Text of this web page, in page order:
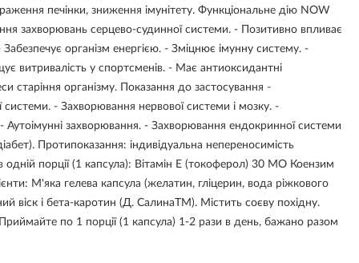
печінки, зниження імунітету. Функціональне дію NOW
захворювань серцево-судинної системи. - Позитивно впливає
Забезпечує організм енергією. - Зміцнює імунну систему. -
витривалість у спортсменів. - Має антиоксидантні
старіння організму. Показання до застосування -
- Захворювання нервової системи і мозку. -
Аутоімунні захворювання. - Захворювання ендокринної системи
Протипоказання: індивідуальна непереносимість
одній порції (1 капсула): Вітамін Е (токоферол) 30 МО Коензим
М'яка гелева капсула (желатин, гліцерин, вода ріжкового
віск і бета-каротин (Д. СалинаТМ). Містить соєву похідну.
по 1 порції (1 капсула) 1-2 рази в день, бажано разом